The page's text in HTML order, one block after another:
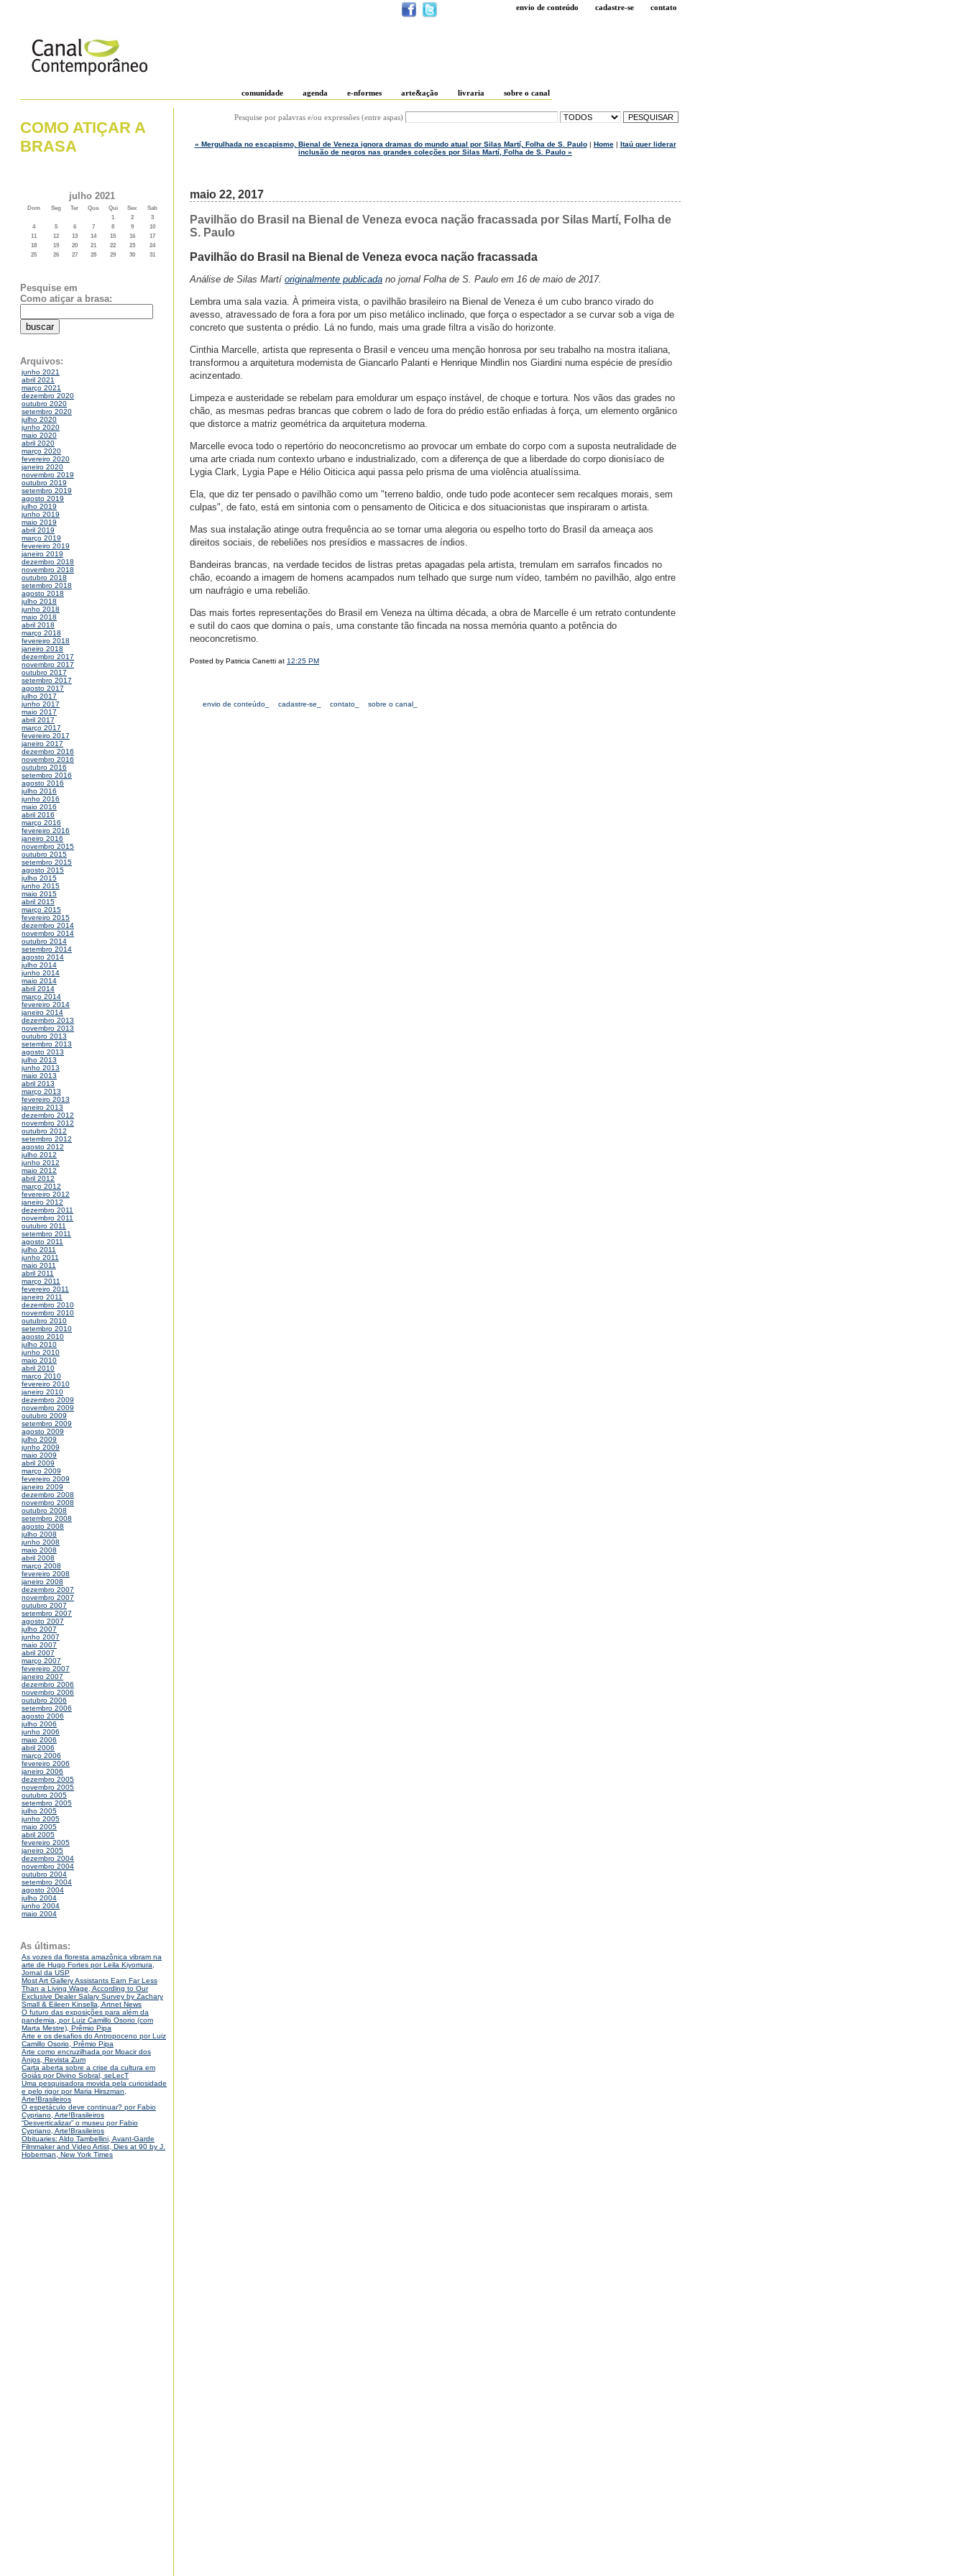
envio de conteúdo cadastre-se contato
comunidade agenda e-nformes arte&ação livraria sobre o canal
COMO ATIÇAR A
BRASA
julho 2021
Dom Seg Ter Qua Qui Sex
Sab
1
2
3
4
5 6 7 8 9
10
11
12 13 14 15 16
17
18
19 20 21 22 23
24
25
26 27 28 29 30 31
Pesquise em
Como atiçar a brasa:
Arquivos:
junho 2021
abril 2021
março 2021
dezembro 2020
outubro 2020
setembro 2020
julho 2020
junho 2020
maio 2020
abril 2020
março 2020
fevereiro 2020
janeiro 2020
novembro 2019
outubro 2019
setembro 2019
agosto 2019
julho 2019
junho 2019
maio 2019
abril 2019
março 2019
fevereiro 2019
janeiro 2019
dezembro 2018
novembro 2018
outubro 2018
setembro 2018
agosto 2018
julho 2018
junho 2018
maio 2018
abril 2018
março 2018
fevereiro 2018
janeiro 2018
dezembro 2017
novembro 2017
outubro 2017
setembro 2017
agosto 2017
julho 2017
junho 2017
maio 2017
abril 2017
março 2017
fevereiro 2017
janeiro 2017
dezembro 2016
novembro 2016
outubro 2016
setembro 2016
agosto 2016
julho 2016
junho 2016
maio 2016
abril 2016
março 2016
fevereiro 2016
janeiro 2016
novembro 2015
outubro 2015
setembro 2015
agosto 2015
julho 2015
junho 2015
maio 2015
abril 2015
março 2015
fevereiro 2015
dezembro 2014
novembro 2014
outubro 2014
setembro 2014
agosto 2014
julho 2014
junho 2014
maio 2014
abril 2014
março 2014
fevereiro 2014
janeiro 2014
dezembro 2013
novembro 2013
outubro 2013
setembro 2013
agosto 2013
julho 2013
junho 2013
maio 2013
abril 2013
março 2013
fevereiro 2013
janeiro 2013
dezembro 2012
novembro 2012
outubro 2012
setembro 2012
agosto 2012
julho 2012
junho 2012
maio 2012
abril 2012
março 2012
fevereiro 2012
janeiro 2012
dezembro 2011
novembro 2011
outubro 2011
setembro 2011
agosto 2011
julho 2011
junho 2011
maio 2011
abril 2011
março 2011
fevereiro 2011
janeiro 2011
dezembro 2010
novembro 2010
outubro 2010
setembro 2010
agosto 2010
julho 2010
junho 2010
maio 2010
abril 2010
março 2010
fevereiro 2010
janeiro 2010
dezembro 2009
novembro 2009
outubro 2009
setembro 2009
agosto 2009
julho 2009
junho 2009
maio 2009
abril 2009
março 2009
fevereiro 2009
janeiro 2009
dezembro 2008
novembro 2008
outubro 2008
setembro 2008
agosto 2008
julho 2008
junho 2008
maio 2008
abril 2008
março 2008
fevereiro 2008
janeiro 2008
dezembro 2007
novembro 2007
outubro 2007
setembro 2007
agosto 2007
julho 2007
junho 2007
maio 2007
abril 2007
março 2007
fevereiro 2007
janeiro 2007
dezembro 2006
novembro 2006
outubro 2006
setembro 2006
agosto 2006
julho 2006
junho 2006
maio 2006
abril 2006
março 2006
fevereiro 2006
janeiro 2006
dezembro 2005
novembro 2005
outubro 2005
setembro 2005
julho 2005
junho 2005
maio 2005
abril 2005
fevereiro 2005
janeiro 2005
dezembro 2004
novembro 2004
outubro 2004
setembro 2004
agosto 2004
julho 2004
junho 2004
maio 2004
As últimas:
As vozes da floresta amazônica vibram na
arte de Hugo Fortes por Leila Kiyomura,
Jornal da USP
Most Art Gallery Assistants Earn Far Less
Than a Living Wage, According to Our
Exclusive Dealer Salary Survey by Zachary
Small & Eileen Kinsella, Artnet News
O futuro das exposições para além da
pandemia, por Luiz Camillo Osorio (com
Marta Mestre), Prêmio Pipa
Arte e os desafios do Antropoceno por Luiz
Camillo Osorio, Prêmio Pipa
Arte como encruzilhada por Moacir dos
Anjos, Revista Zum
Carta aberta sobre a crise da cultura em
Goiás por Divino Sobral, seLecT
Uma pesquisadora movida pela curiosidade
e pelo rigor por Maria Hirszman,
Arte!Brasileiros
O espetáculo deve continuar? por Fabio
Cypriano, Arte!Brasileiros
“Desverticalizar” o museu por Fabio
Cypriano, Arte!Brasileiros
Obituaries: Aldo Tambellini, Avant-Garde
Filmmaker and Video Artist, Dies at 90 by J.
Hoberman, New York Times
Pesquise por palavras e/ou expressões (entre aspas)
« Mergulhada no escapismo, Bienal de Veneza ignora dramas do mundo atual por Silas Martí, Folha de S. Paulo| Home| Itaú quer liderar
inclusão de negros nas grandes coleções por Silas Martí, Folha de S. Paulo »
maio 22, 2017
Pavilhão do Brasil na Bienal de Veneza evoca nação fracassada por Silas Martí, Folha de
S. Paulo
Pavilhão do Brasil na Bienal de Veneza evoca nação fracassada
Análise de Silas Martí originalmente publicada no jornal Folha de S. Paulo em 16 de maio de 2017.
Lembra uma sala vazia. À primeira vista, o pavilhão brasileiro na Bienal de Veneza é um cubo branco virado do
avesso, atravessado de fora a fora por um piso metálico inclinado, que força o espectador a se curvar sob a viga de
concreto que sustenta o prédio. Lá no fundo, mais uma grade filtra a visão do horizonte.
Cinthia Marcelle, artista que representa o Brasil e venceu uma menção honrosa por seu trabalho na mostra italiana,
transformou a arquitetura modernista de Giancarlo Palanti e Henrique Mindlin nos Giardini numa espécie de presídio
acinzentado.
Limpeza e austeridade se rebelam para emoldurar um espaço instável, de choque e tortura. Nos vãos das grades no
chão, as mesmas pedras brancas que cobrem o lado de fora do prédio estão enfiadas à força, um elemento orgânico
que distorce a matriz geométrica da arquitetura moderna.
Marcelle evoca todo o repertório do neoconcretismo ao provocar um embate do corpo com a suposta neutralidade de
uma arte criada num contexto urbano e industrializado, com a diferença de que a liberdade do corpo dionisíaco de
Lygia Clark, Lygia Pape e Hélio Oiticica aqui passa pelo prisma de uma violência atualíssima.
Ela, que diz ter pensado o pavilhão como um "terreno baldio, onde tudo pode acontecer sem recalques morais, sem
culpas", de fato, está em sintonia com o pensamento de Oiticica e dos situacionistas que inspiraram o artista.
Mas sua instalação atinge outra frequência ao se tornar uma alegoria ou espelho torto do Brasil da ameaça aos
direitos sociais, de rebeliões nos presídios e massacres de índios.
Bandeiras brancas, na verdade tecidos de listras pretas apagadas pela artista, tremulam em sarrafos fincados no
chão, ecoando a imagem de homens acampados num telhado que surge num vídeo, também no pavilhão, algo entre
um naufrágio e uma rebelião.
Das mais fortes representações do Brasil em Veneza na última década, a obra de Marcelle é um retrato contundente
e sutil do caos que domina o país, uma constante tão fincada na nossa memória quanto a potência do
neoconcretismo.
Posted by Patricia Canetti at 12:25 PM
envio de conteúdo_ cadastre-se_ contato_ sobre o canal_